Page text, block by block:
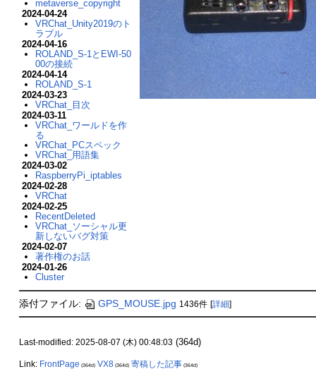
metaverse_copyright
2024-04-24
VRChat_Unity2019のト
ラブル
2024-04-16
ROLAND_S-1とEWI-50
00の接続
2024-04-14
ROLAND_S-1
2024-03-23
VRChat_目次
2024-03-11
VRChat_ワールドを作
る
VRChat_PCスペック
VRChat_用語集
2024-03-02
RaspberryPi_iptables
2024-02-28
VRChat
2024-02-25
RecentDeleted
VRChat_ソーシャル更
新しないバグ対策
2024-02-07
著作権のお話
2024-01-26
Cluster
添付ファイル: GPS_MOUSE.jpg 1436件 [詳細]
Last-modified: 2025-08-07 (木) 00:48:03(364d)
Link: FrontPage (364d) VX8(364d) 寄稿した記事(364d)